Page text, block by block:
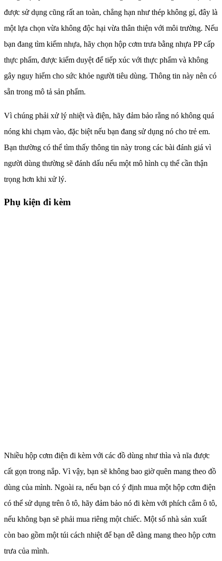
được sử dụng cũng rất an toàn, chẳng hạn như thép không gỉ, đây là
một lựa chọn vừa không độc hại vừa thân thiện với môi trường. Nếu
bạn đang tìm kiếm nhựa, hãy chọn hộp cơm trưa bằng nhựa PP cấp
thực phẩm, được kiểm duyệt để tiếp xúc với thực phẩm và không
gây nguy hiểm cho sức khỏe người tiêu dùng. Thông tin này nên có
sẵn trong mô tả sản phẩm.
Vì chúng phải xử lý nhiệt và điện, hãy đảm bảo rằng nó không quá
nóng khi chạm vào, đặc biệt nếu bạn đang sử dụng nó cho trẻ em.
Bạn thường có thể tìm thấy thông tin này trong các bài đánh giá vì
người dùng thường sẽ đánh dấu nếu một mô hình cụ thể cần thận
trọng hơn khi xử lý.
Phụ kiện đi kèm
Nhiều hộp cơm điện đi kèm với các đồ dùng như thìa và nĩa được
cất gọn trong nắp. Vì vậy, bạn sẽ không bao giờ quên mang theo đồ
dùng của mình. Ngoài ra, nếu bạn có ý định mua một hộp cơm điện
có thể sử dụng trên ô tô, hãy đảm bảo nó đi kèm với phích cắm ô tô,
nếu không bạn sẽ phải mua riêng một chiếc. Một số nhà sản xuất
còn bao gồm một túi cách nhiệt để bạn dễ dàng mang theo hộp cơm
trưa của mình.